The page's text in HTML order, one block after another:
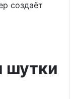
создаёт
шутки